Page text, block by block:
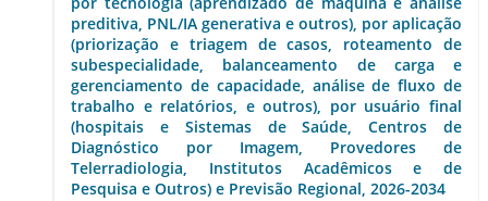
preditiva, PNL/IA generativa e outros), por aplicação
(priorização e triagem de casos, roteamento de
subespecialidade, balanceamento de carga e
gerenciamento de capacidade, análise de fluxo de
trabalho e relatórios, e outros), por usuário final
(hospitais e Sistemas de Saúde, Centros de
Diagnóstico por Imagem, Provedores de
Telerradiologia, Institutos Acadêmicos e de
Pesquisa e Outros) e Previsão Regional, 2026-2034